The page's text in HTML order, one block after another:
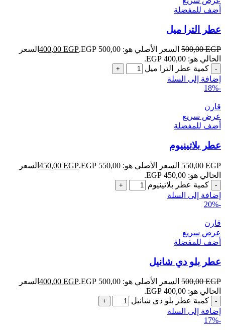
أضف للمفضلة
عطر الترا ميل
500,00EGP السعر الأصلي هو: 500,00 EGP. 400,00 EGP
السعر
الحالي هو: 400,00 EGP.
كمية عطر الترا ميل
إضافة إلى السلة
-18%
قارن
عرض سريع
أضف للمفضلة
عطر بلاتينيوم
550,00EGP السعر الأصلي هو: 550,00 EGP. 450,00 EGP
السعر
الحالي هو: 450,00 EGP.
كمية عطر بلاتينيوم
إضافة إلى السلة
-20%
قارن
عرض سريع
أضف للمفضلة
عطر بلو دي شانيل
500,00EGP السعر الأصلي هو: 500,00 EGP. 400,00 EGP
السعر
الحالي هو: 400,00 EGP.
كمية عطر بلو دي شانيل
إضافة إلى السلة
-17%